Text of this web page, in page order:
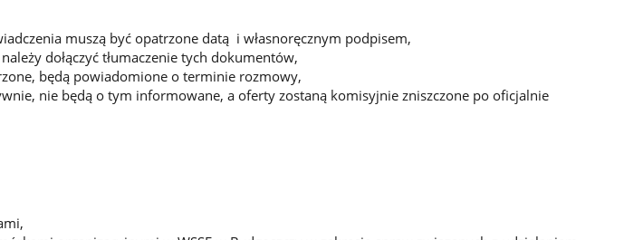
muszą być opatrzone datą i własnoręcznym podpisem,
dołączyć tłumaczenie tych dokumentów,
będą powiadomione o terminie rozmowy,
nie będą o tym informowane, a oferty zostaną komisyjnie zniszczone po oficjalnie